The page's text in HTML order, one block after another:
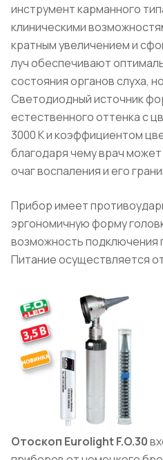
инструмент карманного
клиническими
кратным увеличением и
луч обеспечивают
состояния органов слуха,
Светодиодный источник
естественного оттенка с
3000 К и коэффициентом
благодаря чему врач
очаг воспаления и его
Прибор имеет
эргономичную форму
возможность подключения
Питание осуществляется
Отоскоп Eurolight F.O.30